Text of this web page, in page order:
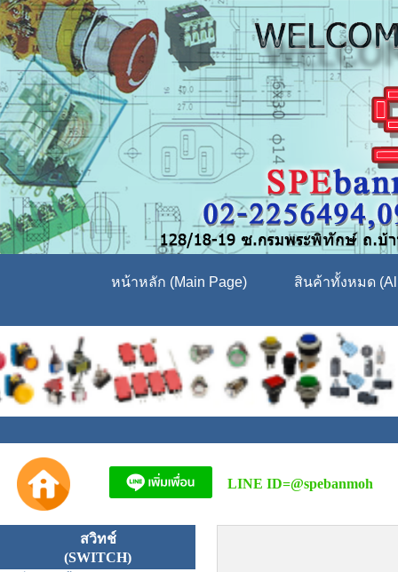
หน้าหลัก (Main Page) สินค้าทั้งหมด
LINE ID=@spebanmoh
สวิทช์
(SWITCH)